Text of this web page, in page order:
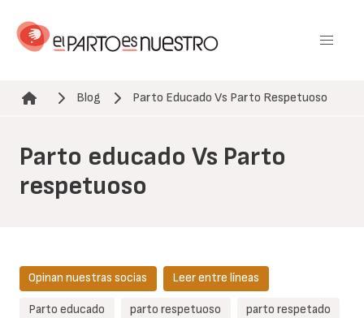
contenido
Ruta de navegación
Blog Parto Educado Vs Parto Respetuoso
Parto educado Vs Parto
respetuoso
Opinan nuestras socias Leer entre líneas
Parto educado parto respetuoso parto respetado